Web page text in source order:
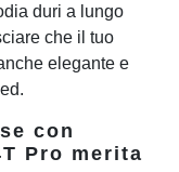
duri a lungo
che il tuo
elegante e
con
Pro merita